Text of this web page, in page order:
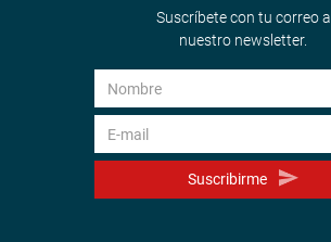
Suscríbete con tu correo a
nuestro newsletter.
Suscribirme